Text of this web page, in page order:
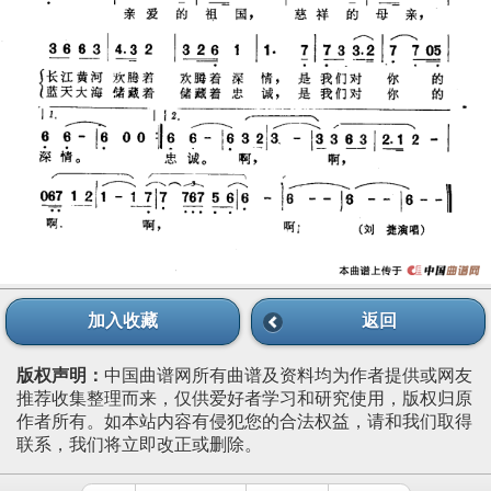
加入收藏 返回
版权声明： 中国曲谱网所有曲谱及资料均为作者提供或网友
推荐收集整理而来，仅供爱好者学习和研究使用，版权归原
作者所有。如本站内容有侵犯您的合法权益，请和我们取得
联系，我们将立即改正或删除。